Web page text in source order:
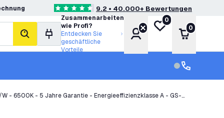
4.6 Bewertungssterne9.2 • 40.000+ Bewertungen
Suche
Zusammenarbeiten
wie Profi?
Entdecken Sie
geschäftliche
Vorteile
Konto
Meine Wunschliste
0
Warenkorb
0
W - 6500K - 5 Jahre Garantie - Energieeffizienzklasse A - GS-